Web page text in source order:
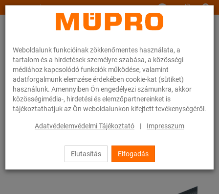
Weboldalunk funkcióinak zökkenőmentes használata, a
tartalom és a hirdetések személyre szabása, a közösségi
médiához kapcsolódó funkciók működése, valamint
adatforgalmunk elemzése érdekében cookie-kat (sütiket)
használunk. Amennyiben Ön engedélyezi számunkra, akkor
közösségimédia-, hirdetési és elemzőpartnereinket is
tájékoztathatjuk az Ön weboldalunkon kifejtett tevékenységéről.
Adatvédelemvédelmi Tájékoztató | Impresszum
Elutasítás Elfogadás
www.muepro.hu
Webáruhàz Rögzítéstechnika Szerelési anyagok Menetes csövek
20 / 83